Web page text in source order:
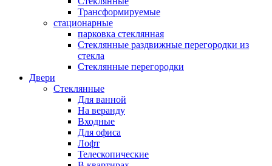
Трансформируемые
стационарные
парковка стеклянная
Стеклянные раздвижные перегородки из
стекла
Стеклянные перегородки
Двери
Стеклянные
Для ванной
На веранду
Входные
Для офиса
Лофт
Телескопические